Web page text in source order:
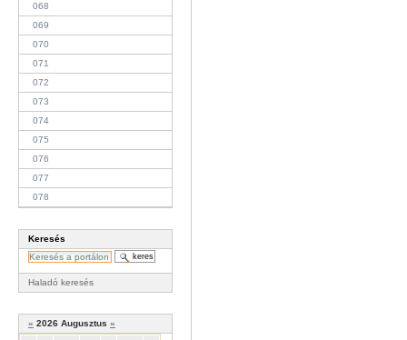
068
069
070
071
072
073
074
075
076
077
078
Keresés
Haladó keresés
« 2026 Augusztus »